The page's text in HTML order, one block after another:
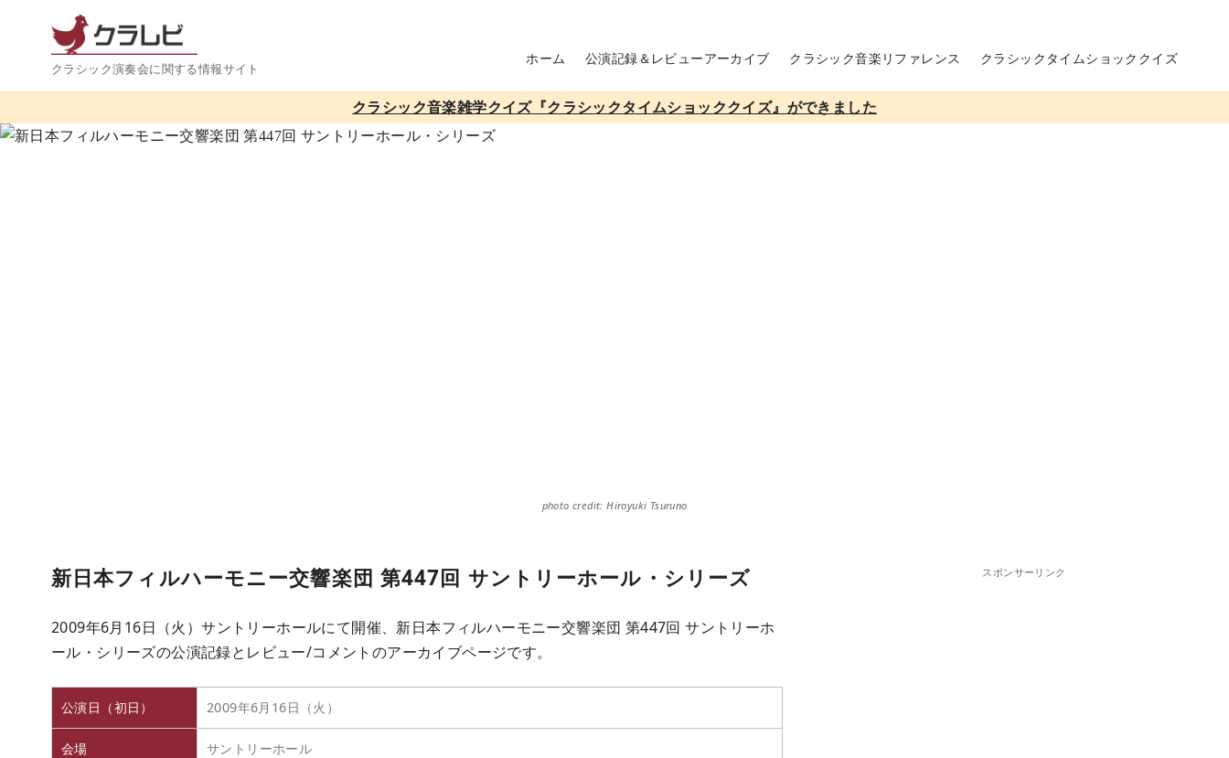
へ
クラシック演奏会に関する情報サイト
ホーム 公演記録＆レビューアーカイブ クラシック音楽リファレンス クラシックタイムショッククイズ
クラシック音楽雑学クイズ『クラシックタイムショッククイズ』ができました
photo credit: Hiroyuki Tsuruno
新日本フィルハーモニー交響楽団 第447回 サントリーホール・シリーズ
2009年6月16日（火）サントリーホールにて開催、新日本フィルハーモニー交響楽団 第447回 サントリーホ
ール・シリーズの公演記録とレビュー/コメントのアーカイブページです。
公演日（初日） 2009年6月16日（火）
会場 サントリーホール
スポンサーリンク